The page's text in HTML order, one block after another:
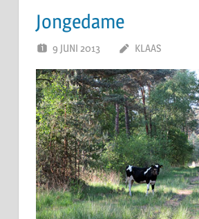
Jongedame
9 JUNI 2013 KLAAS